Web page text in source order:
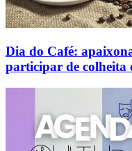
Dia do Café:
participar de colheita